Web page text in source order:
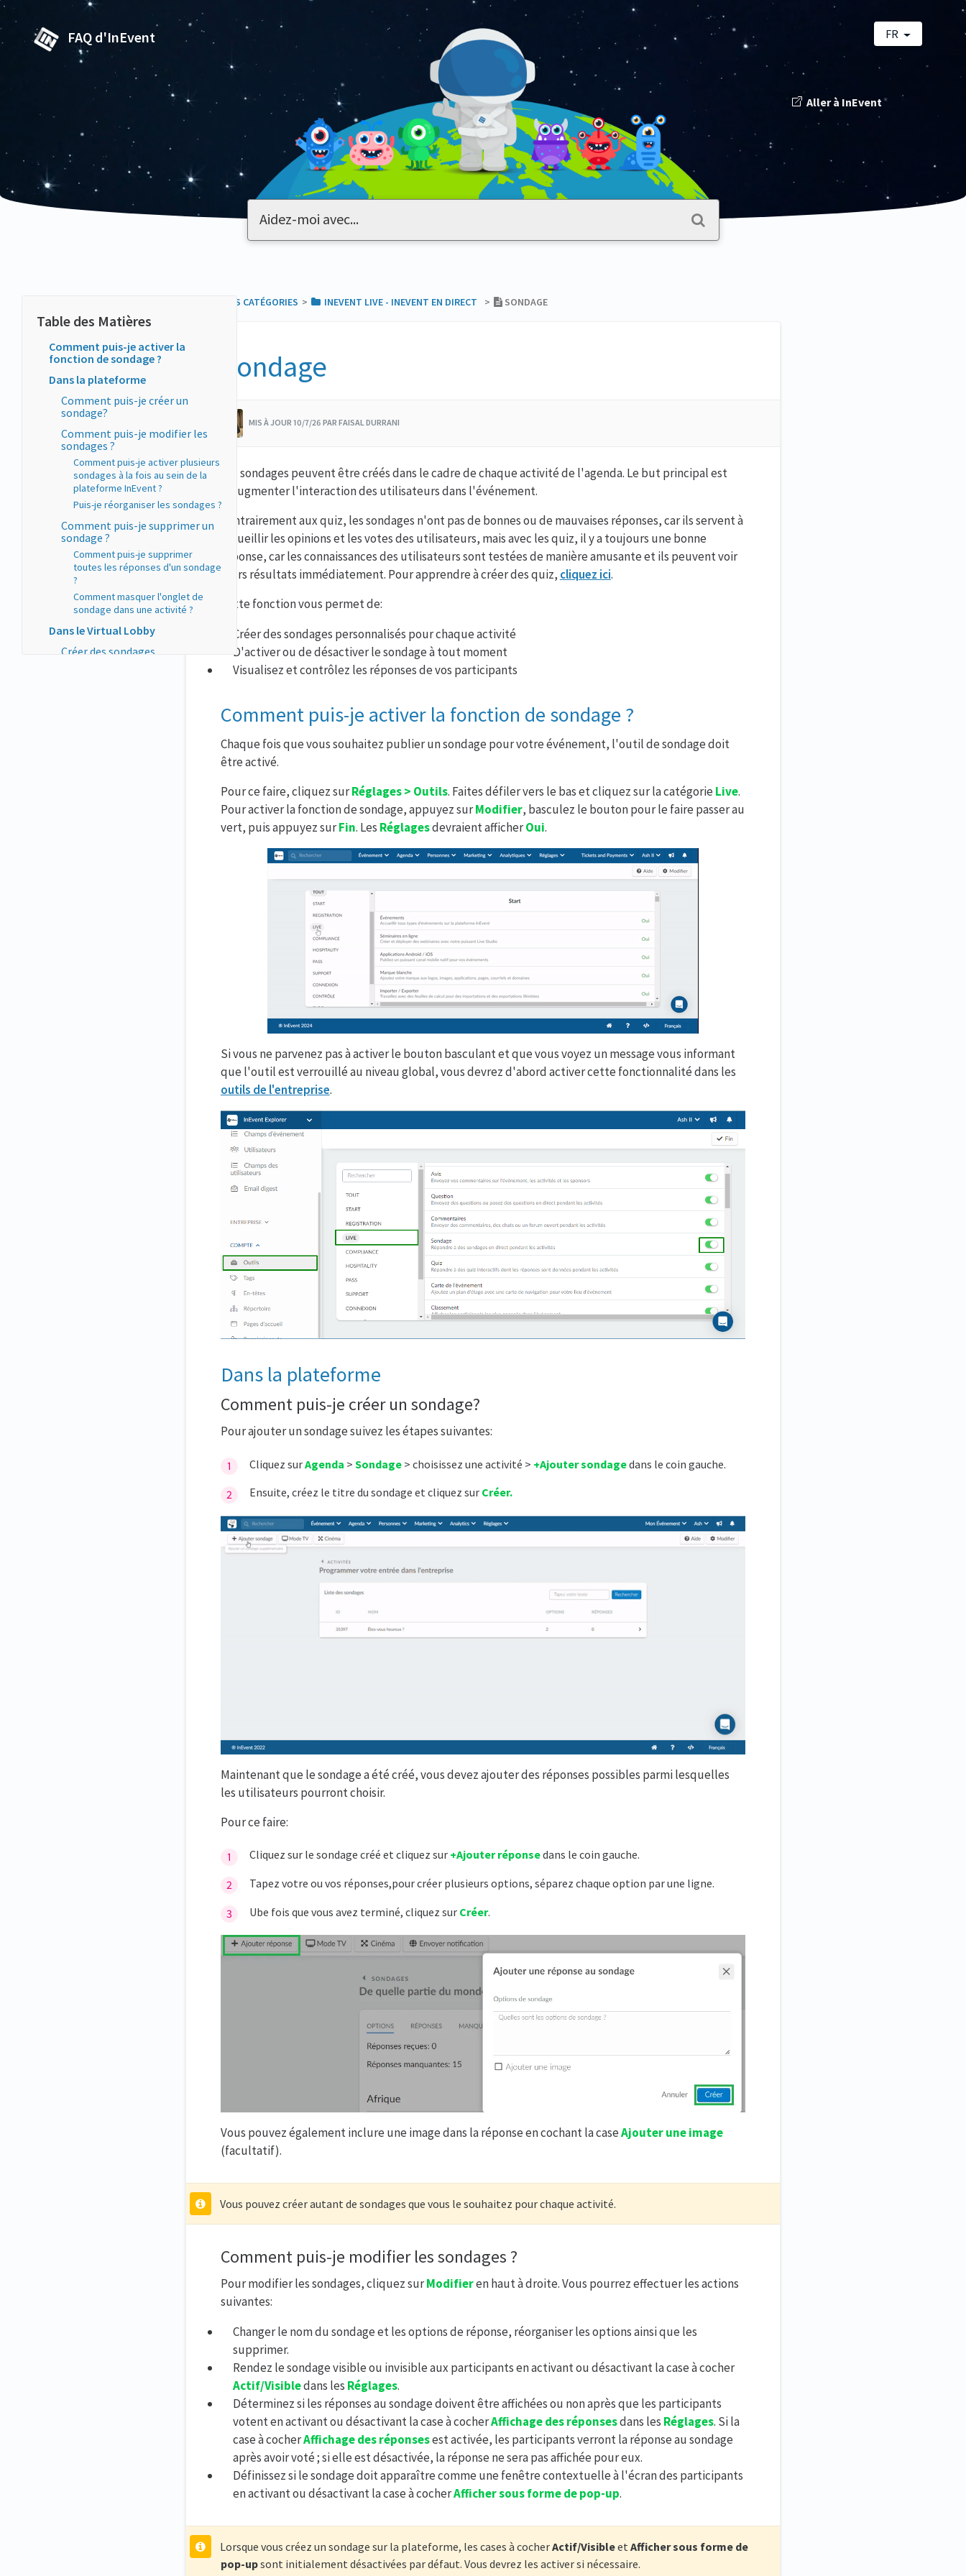
FAQ d'InEvent FR
Aller à InEvent
TOUTES LES CATÉGORIES ​>​ ​INEVENT LIVE - INEVENT EN DIRECT ​>​ SONDAGE
Sondage
MIS À JOUR 10/7/26 PAR FAISAL DURRANI
Comment puis-je activer la
fonction de sondage ?
Dans la plateforme
Comment puis-je créer un
sondage?
Comment puis-je modifier les
sondages ?
Comment puis-je activer plusieurs
sondages à la fois au sein de la
plateforme InEvent ?
Puis-je réorganiser les sondages ?
Comment puis-je supprimer un
sondage ?
Comment puis-je supprimer
toutes les réponses d'un sondage
?
Comment masquer l'onglet de
sondage dans une activité ?
Dans le Virtual Lobby
Créer des sondages
Les sondages peuvent être créés dans le cadre de chaque activité de l'agenda. Le but principal est
d'augmenter l'interaction des utilisateurs dans l'événement.
Contrairement aux quiz, les sondages n'ont pas de bonnes ou de mauvaises réponses, car ils servent à
recueillir les opinions et les votes des utilisateurs, mais avec les quiz, il y a toujours une bonne
réponse, car les connaissances des utilisateurs sont testées de manière amusante et ils peuvent voir
leurs résultats immédiatement. Pour apprendre à créer des quiz, cliquez ici.
Cette fonction vous permet de:
Créer des sondages personnalisés pour chaque activité
D'activer ou de désactiver le sondage à tout moment
Visualisez et contrôlez les réponses de vos participants
Comment puis-je activer la fonction de sondage ?
Chaque fois que vous souhaitez publier un sondage pour votre événement, l'outil de sondage doit
être activé.
Pour ce faire, cliquez surRéglages > Outils. Faites défiler vers le bas et cliquez sur la catégorie Live.
Pour activer la fonction de sondage, appuyez surModifier, basculez le bouton pour le faire passer au
vert, puis appuyez surFin. Les Réglagesdevraient afficherOui.
Si vous ne parvenez pas à activer le bouton basculant et que vous voyez un message vous informant
que l'outil est verrouillé au niveau global, vous devrez d'abord activer cette fonctionnalité dans les
outils de l'entreprise.
Dans la plateforme
Comment puis-je créer un sondage?
Pour ajouter un sondage suivez les étapes suivantes:
Cliquez surAgenda > Sondage> choisissez une activité > +Ajouter sondagedans le coin gauche.
Ensuite, créez le titre du sondage et cliquez sur Créer.
Maintenant que le sondage a été créé, vous devez ajouter des réponses possibles parmi lesquelles
les utilisateurs pourront choisir.
Pour ce faire:
Cliquez sur le sondage créé et cliquez sur +Ajouter réponsedans le coin gauche.
Tapez votre ou vos réponses,pour créer plusieurs options, séparez chaque option par une ligne.
Ube fois que vous avez terminé, cliquez sur Créer.
Vous pouvez également inclure une image dans la réponse en cochant la caseAjouter une image
(facultatif).
Vous pouvez créer autant de sondages que vous le souhaitez pour chaque activité.
Comment puis-je modifier les sondages ?
Pour modifier les sondages, cliquez surModifieren haut à droite. Vous pourrez effectuer les actions
suivantes:
Changer le nom du sondage et les options de réponse, réorganiser les options ainsi que les
supprimer.
Rendez le sondage visible ou invisible aux participants en activant ou désactivant la case à cocher
Actif/Visibledans les Réglages.
Déterminez si les réponses au sondage doivent être affichées ou non après que les participants
votent en activant ou désactivant la case à cocherAffichage des réponsesdans les Réglages. Si la
case à cocherAffichage des réponsesest activée, les participants verront la réponse au sondage
après avoir voté ; si elle est désactivée, la réponse ne sera pas affichée pour eux.
Définissez si le sondage doit apparaître comme une fenêtre contextuelle à l'écran des participants
en activant ou désactivant la case à cocherAfficher sous forme de pop-up.
Lorsque vous créez un sondage sur la plateforme, les cases à cocherActif/Visibleet Afficher sous forme de
pop-upsont initialement désactivées par défaut. Vous devrez les activer si nécessaire.